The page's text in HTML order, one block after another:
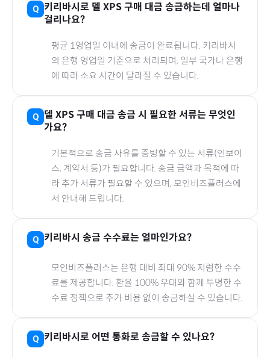
키리바시 로 델 XPS구매 대금 송금하는데 얼마나
걸리나요?
평균 1영업일 이내에 송금이 완료됩니다. 키리바시
의 은행 영업일 기준으로 처리되며, 일부 국가나 은행
에 따라 소요 시간이 달라질 수 있습니다.
델 XPS구매 대금 송금 시 필요한 서류는 무엇인
가요?
기본적으로 송금 사유를 증빙할 수 있는 서류(인보이
스, 계약서 등)가 필요합니다. 송금 금액과 목적에 따
라 추가 서류가 필요할 수 있으며, 모인비즈플러스에
서 안내해 드립니다.
키리바시 송금 수수료는 얼마인가요?
모인비즈플러스는 은행 대비 최대 90% 저렴한 수수
료를 제공합니다. 환율 100% 우대와 함께 투명한 수
수료 정책으로 추가 비용 없이 송금하실 수 있습니다.
키리바시 로 어떤 통화로 송금할 수 있나요?